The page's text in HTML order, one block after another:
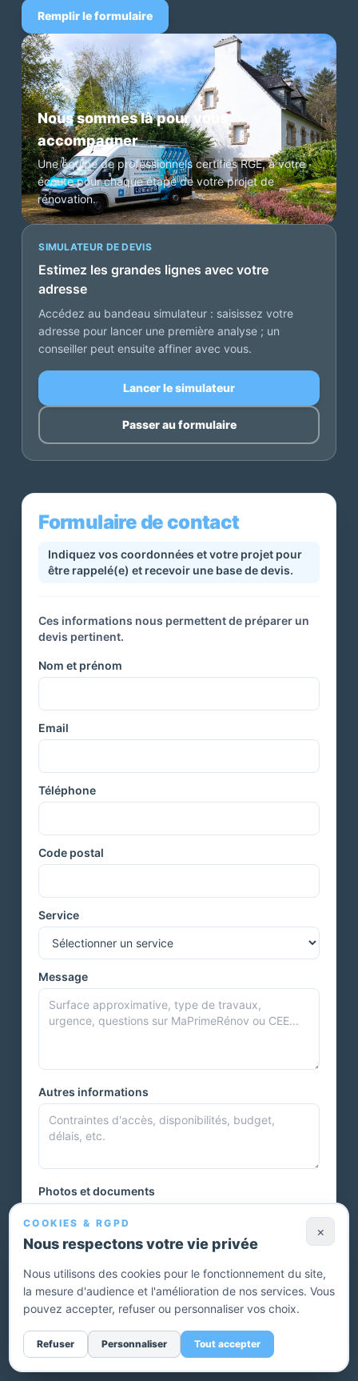
Remplir le formulaire
Nous sommes là pour vous
accompagner
Une équipe de professionnels certifiés RGE, à votre
écoute pour chaque étape de votre projet de
rénovation.
SIMULATEUR DE DEVIS
Estimez les grandes lignes avec votre
adresse
Accédez au bandeau simulateur : saisissez votre
adresse pour lancer une première analyse ; un
conseiller peut ensuite affiner avec vous.
Lancer le simulateur
Passer au formulaire
Formulaire de contact
Indiquez vos coordonnées et votre projet pour
être rappelé(e) et recevoir une base de devis.
Ces informations nous permettent de préparer un
devis pertinent.
Nom et prénom
Email
Téléphone
Code postal
Service
Message
Autres informations
Photos et documents
Vous pouvez joindre plusieurs photos ou autres documents.
Envoyer ma demande — devis gratuit
Sans engagement. Un conseiller vous rappelle pour affiner
votre projet.
COOKIES & RGPD
Nous respectons votre vie privée
×
Nous utilisons des cookies pour le fonctionnement du site,
la mesure d'audience et l'amélioration de nos services. Vous
pouvez accepter, refuser ou personnaliser vos choix.
Refuser Personnaliser Tout accepter